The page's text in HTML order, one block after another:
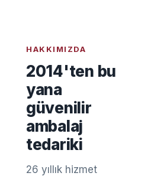
HAKKIMIZDA
2014'ten bu
yana
güvenilir
ambalaj
tedariki
26 yıllık hizmet